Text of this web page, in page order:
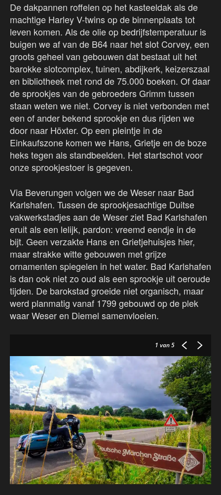
De dakpannen roffelen op het kasteeldak als de
machtige Harley V-twins op de binnenplaats tot
leven komen. Als de olie op bedrijfstemperatuur is
buigen we af van de B64 naar het slot Corvey, een
groots geheel van gebouwen dat bestaat uit het
barokke slotcomplex, tuinen, abdijkerk, keizerszaal
en bibliotheek met rond de 75.000 boeken. Of daar
de sprookjes van de gebroeders Grimm tussen
staan weten we niet. Corvey is niet verbonden met
een of ander bekend sprookje en dus rijden we
door naar Höxter. Op een pleintje in de
Einkaufszone komen we Hans, Grietje en de boze
heks tegen als standbeelden. Het startschot voor
onze sprookjestoer is gegeven.
Via Beverungen volgen we de Weser naar Bad
Karlshafen. Tussen de sprookjesachtige Duitse
vakwerkstadjes aan de Weser ziet Bad Karlshafen
eruit als een lelijk, pardon: vreemd eendje in de
bijt. Geen verzakte Hans en Grietjehuisjes hier,
maar strakke witte gebouwen met grijze
ornamenten spiegelen in het water. Bad Karlshafen
is dan ook niet zo oud als een sprookje uit oeroude
tijden. De barokstad groeide niet organisch, maar
werd planmatig vanaf 1799 gebouwd op de plek
waar Weser en Diemel samenvloeien.
1 van 5